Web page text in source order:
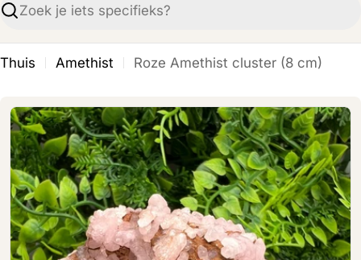
Zoekopdracht
Thuis Amethist Roze Amethist cluster (8 cm)